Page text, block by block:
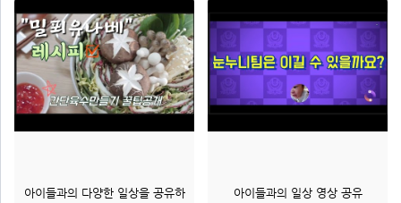
아이들과의 다양한 일상을 공유하
아이들과의 일상 영상 공유